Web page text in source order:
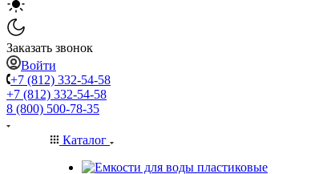
Заказать звонок
Войти
+7 (812) 332-54-58
+7 (812) 332-54-58
8 (800) 500-78-35
Каталог